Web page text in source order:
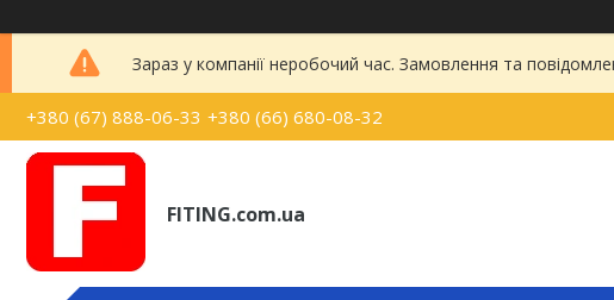
Зараз у компанії неробочий час. Замовлення та
+380 (67) 888-06-33 +380 (66) 680-08-32
FITING.com.ua